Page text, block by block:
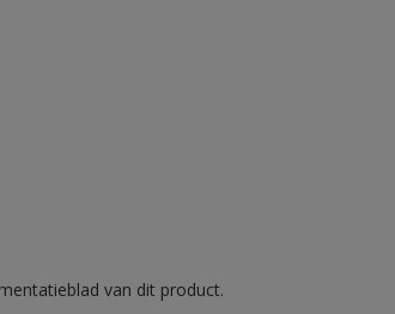
van dit product.